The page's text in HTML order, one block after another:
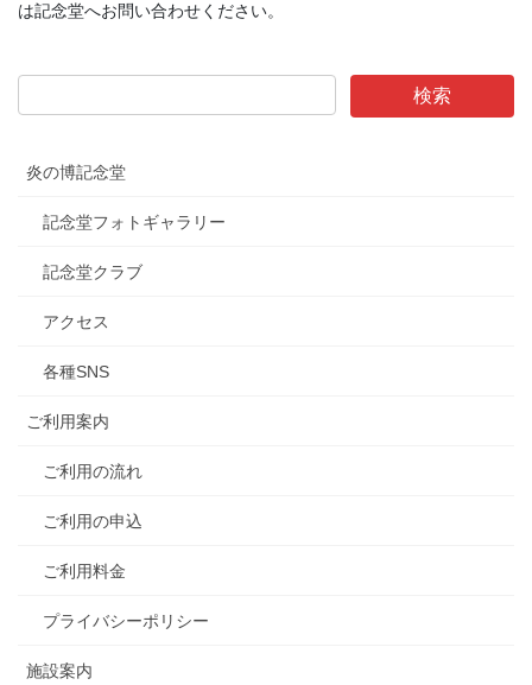
は記念堂へお問い合わせください。
炎の博記念堂
記念堂フォトギャラリー
記念堂クラブ
アクセス
各種SNS
ご利用案内
ご利用の流れ
ご利用の申込
ご利用料金
プライバシーポリシー
施設案内